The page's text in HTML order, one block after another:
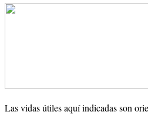
Las vidas útiles aquí indicadas son